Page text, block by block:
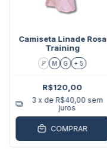
Camiseta Linade Rosa
Training
P M G + 5
R$120,00
3 x de R$40,00 sem
juros
COMPRAR